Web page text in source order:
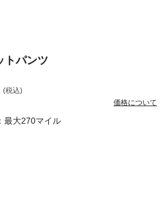
最大270マイル
トパンツ
(税込)
価格について